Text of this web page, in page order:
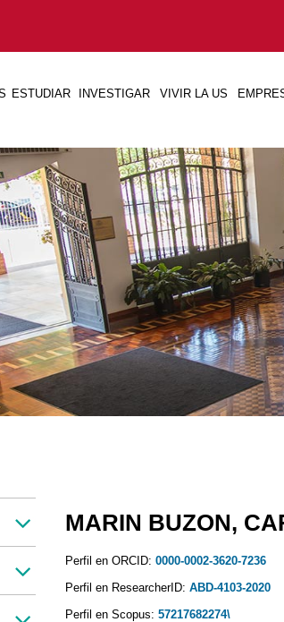
ESTUDIAR INVESTIGAR VIVIR LA US
MARIN BUZON,
Perfil en ORCID: 0000-0002-3620-7236
Perfil en ResearcherID: ABD-4103-2020
Perfil en Scopus: 57217682274\